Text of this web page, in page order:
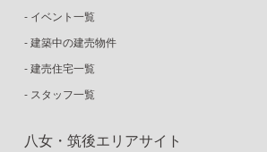
- イベント一覧
- 建築中の建売物件
- 建売住宅一覧
- スタッフ一覧
八女・筑後エリアサイト